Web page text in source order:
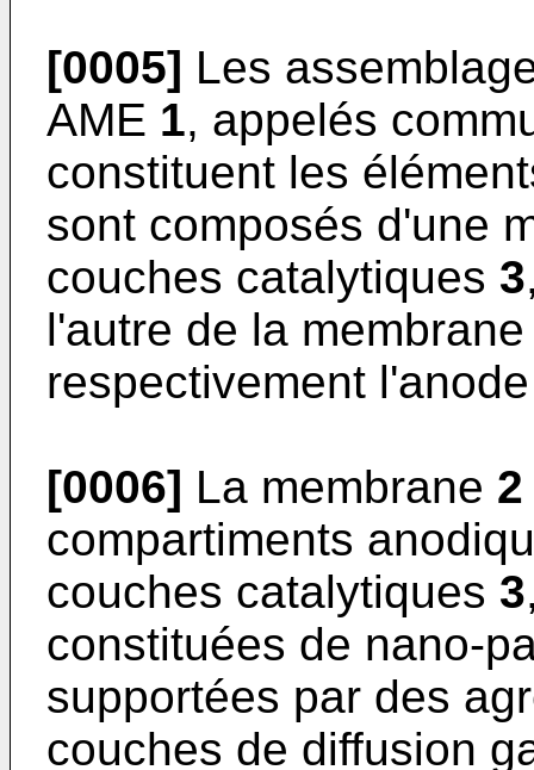
[0005] Les
AME 1, appelés
constituent les
sont composés d'une
couches catalytiques 3
l'autre de la
respectivement
[0006] La membrane 2
compartiments
couches catalytiques 3
constituées de nano-
supportées par des
couches de diffusion